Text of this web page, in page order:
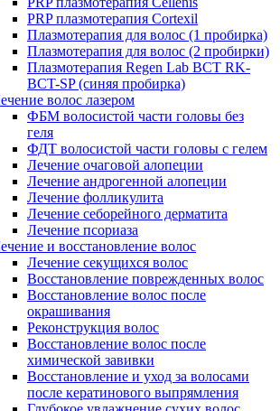
PRP плазмотерапия Cortexil
Плазмотерапия для волос (1 пробирка)
Плазмотерапия для волос (2 пробирки)
Плазмотерапия Regen Lab BCT RK-
BCT-SP (синяя пробирка)
волос лазером
ФБМ волосистой части головы без
геля
ФДТ волосистой части головы с гелем
Лечение очаговой алопеции
Лечение андрогенной алопеции
Лечение фолликулита
Лечение себорейного дерматита
Лечение псориаза
и восстановление волос
Лечение секущихся волос
Восстановление поврежденных волос
Восстановление волос после
окрашивания
Реконструкция волос
Восстановление волос после
химической завивки
Восстановление и уход за волосами
после кератинового выпрямления